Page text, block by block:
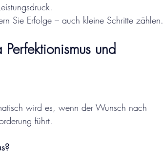
Sie Erfolge – auch kleine Schritte zählen.
und
wird es, wenn der Wunsch nach
führt.